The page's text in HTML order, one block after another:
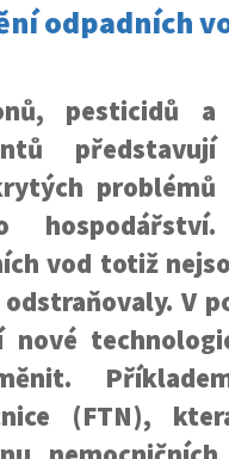
odpadních
pesticidů a
představují
problémů
hospodářství.
vod totiž
V
nové
(FTN),